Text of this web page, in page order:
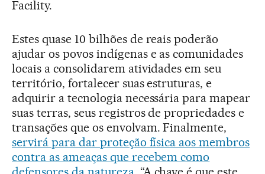
Facility.
Estes quase 10 bilhões de reais poderão
ajudar os povos indígenas e as comunidades
locais a consolidarem atividades em seu
território, fortalecer suas estruturas, e
adquirir a tecnologia necessária para mapear
suas terras, seus registros de propriedades e
transações que os envolvam. Finalmente,
servirá para dar proteção física aos membros
contra as ameaças que recebem como